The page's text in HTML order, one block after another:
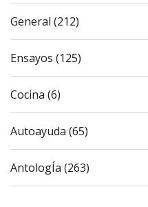
General (212)
Ensayos (125)
Cocina (6)
Autoayuda (65)
AntologÍa (263)